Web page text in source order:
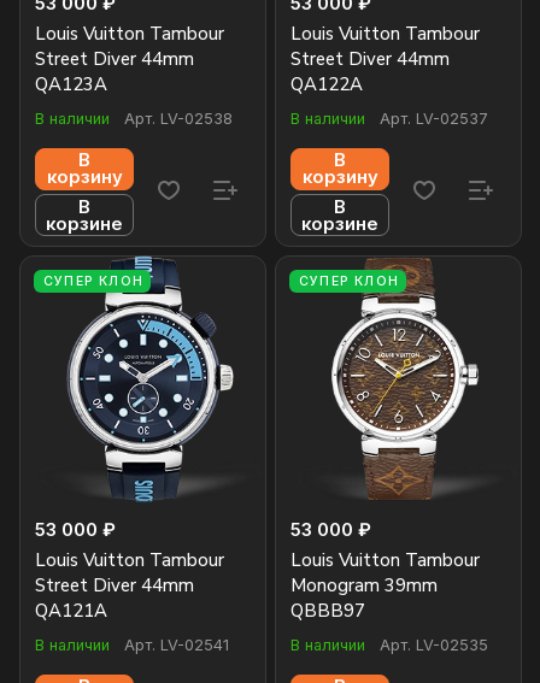
Louis Vuitton Tambour
Street Diver 44mm
QA123A
В наличии Арт. LV-02538
В
корзину
В
корзине
Louis Vuitton Tambour
Street Diver 44mm
QA122A
В наличии Арт. LV-02537
В
корзину
В
корзине
СУПЕР КЛОН
53 000 ₽
Louis Vuitton Tambour
Street Diver 44mm
QA121A
В наличии Арт. LV-02541
СУПЕР КЛОН
53 000 ₽
Louis Vuitton Tambour
Monogram 39mm
QBBB97
В наличии Арт. LV-02535